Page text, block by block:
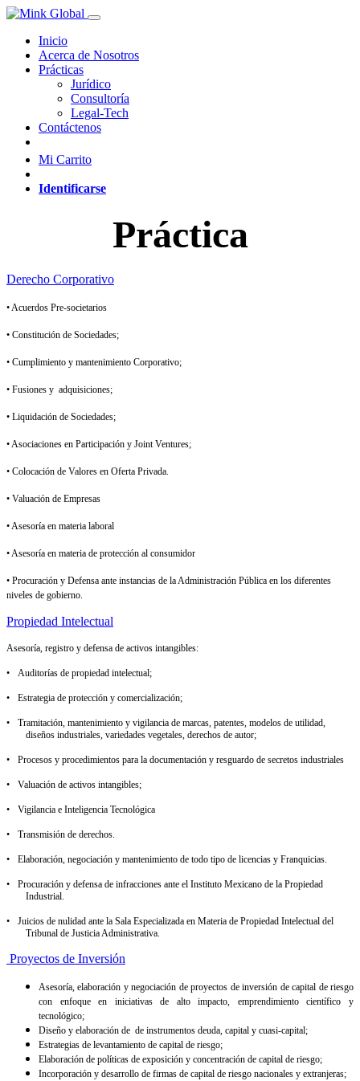
Inicio
Acerca de Nosotros
Prácticas
Jurídico
Consultoría
Legal-Tech
Contáctenos
Mi Carrito
Identificarse
Práctica
Derecho Corporativo
• Acuerdos Pre-societarios
• Constitución de Sociedades;
• Cumplimiento y mantenimiento Corporativo;
• Fusiones y adquisiciones;
• Liquidación de Sociedades;
• Asociaciones en Participación y Joint Ventures;
• Colocación de Valores en Oferta Privada.
• Valuación de Empresas
• Asesoría en materia laboral
• Asesoría en materia de protección al consumidor
• Procuración y Defensa ante instancias de la Administración Pública en los diferentes
niveles de gobierno.
Propiedad Intelectual
Asesoría, registro y defensa de activos intangibles:
• Auditorías de propiedad intelectual;
• Estrategia de protección y comercialización;
•
Tramitación, mantenimiento y vigilancia de marcas, patentes, modelos de utilidad,
diseños industriales, variedades vegetales, derechos de autor;
• Procesos y procedimientos para la documentación y resguardo de secretos industriales
• Valuación de activos intangibles;
• Vigilancia e Inteligencia Tecnológica
• Transmisión de derechos.
• Elaboración, negociación y mantenimiento de todo tipo de licencias y Franquicias.
•
Procuración y defensa de infracciones ante el Instituto Mexicano de la Propiedad
Industrial.
•
Juicios de nulidad ante la Sala Especializada en Materia de Propiedad Intelectual del
Tribunal de Justicia Administrativa.
Proyectos de Inversión
Asesoría, elaboración y negociación de proyectos de inversión de capital de riesgo
con enfoque en iniciativas de alto impacto, emprendimiento científico y
tecnológico;
Diseño y elaboración de de instrumentos deuda, capital y cuasi-capital;
Estrategias de levantamiento de capital de riesgo;
Elaboración de políticas de exposición y concentración de capital de riesgo;
Incorporación y desarrollo de firmas de capital de riesgo nacionales y extranjeras;